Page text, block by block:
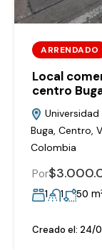
ARRENDADO
Local
centro
Universidad
Buga, Centro,
Colombia
Por
1 1 50
Creado el: 24/